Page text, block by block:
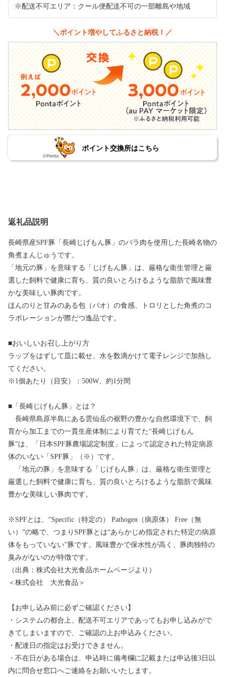
※配送不可エリア：クール便配送不可の一部離島や地域
＼ポイント増やしてふるさと納税！／
ポイント交換所はこちら
返礼品説明
長崎県産SPF豚「長崎じげもん豚」のバラ肉を使用した長崎名物の
角煮まんじゅうです。
「地元の豚」を意味する「じげもん豚」は、厳格な衛生管理と厳
選した飼料で健康に育ち、質の良いとろけるような脂肪で風味豊
かな美味しい豚肉です。
ほんのりと甘みのある包（パオ）の食感、トロリとした角煮のコ
ラボレーションが際だつ逸品です。
■おいしいお召し上がり方
ラップをはずして皿に載せ、水を数滴かけて電子レンジで加熱し
てください。
※1個あたり（目安）：500W、約1分間
■「長崎じげもん豚」とは？
長崎県島原半島にある雲仙岳の裾野の豊かな自然環境下で、飼
育から加工までの一貫生産体制により育てた“長崎じげもん
豚”は、「日本SPF豚農場認定制度」によって認定された特定病原
体のいない「SPF豚」（※）です。
「地元の豚」を意味する「じげもん豚」は、厳格な衛生管理と
厳選した飼料で健康に育ち、質の良いとろけるような脂肪で風味
豊かな美味しい豚肉です。
※SPFとは、“Specific（特定の） Pathogen（病原体） Free（無
い）”の略で、つまりSPF豚とは“あらかじめ指定された特定の病原
体をもっていない”豚です。風味豊かで保水性が高く、豚肉独特の
臭みがないのが特徴です。
（出典：株式会社大光食品ホームページより）
＜株式会社 大光食品＞
【お申し込み前に必ずご確認ください】
・システムの都合上、配送不可エリアであってもお申し込みがで
きてしまいますので、ご確認の上お申込みください。
・配達日の指定はお受けできません。
・不在日がある場合は、申込時に備考欄に記載または申込後3日以
内に問合せ窓口へご連絡をお願いいたします。